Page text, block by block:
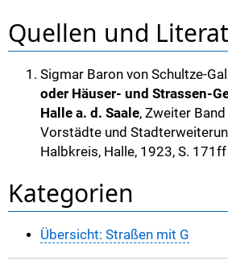
Quellen und
Sigmar Baron von Schultze-
oder Häuser- und Strassen-
Halle a. d. Saale, Zweiter
Vorstädte und
Halbkreis, Halle, 1923, S. 171ff
Kategorien
Übersicht: Straßen mit G